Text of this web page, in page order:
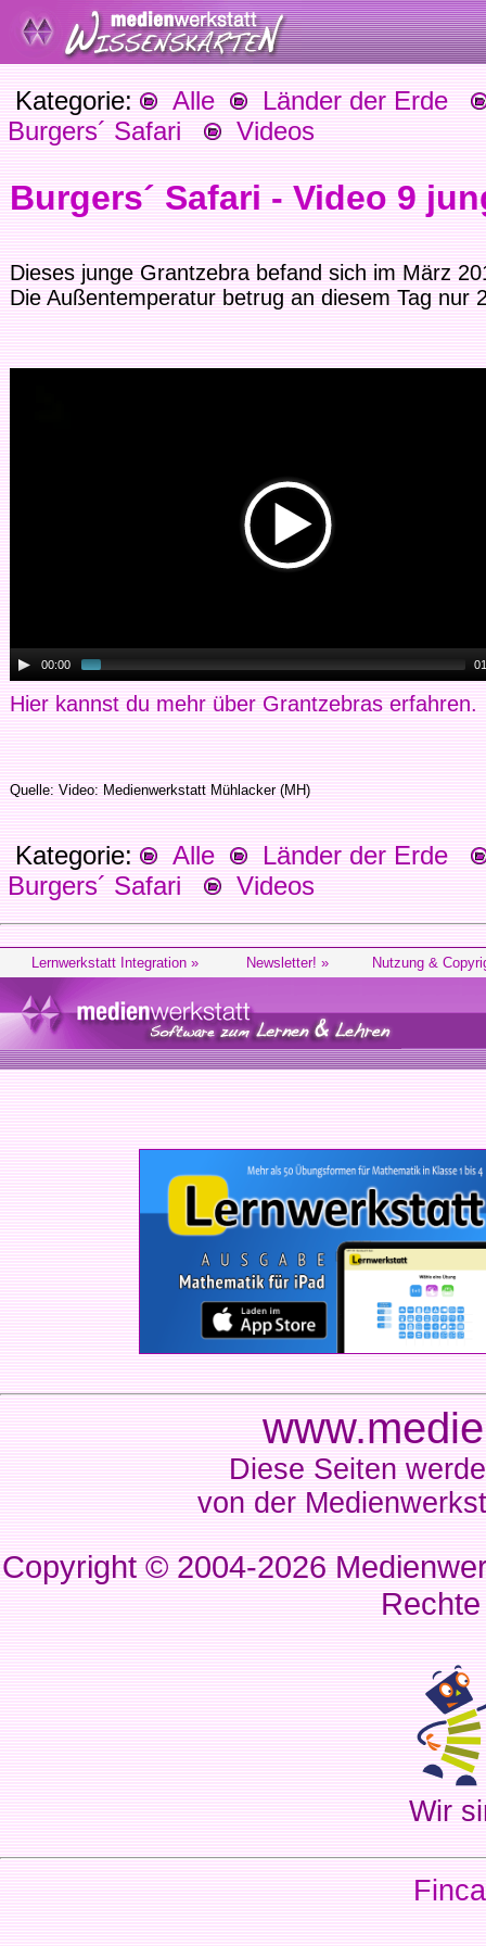
Kategorie: Alle
Länder der Erde
Burgers´ Safari
Videos
Burgers´ Safari - Video 9
Dieses junge Grantzebra befand sich im März
Die Außentemperatur betrug an diesem Tag nur
00:00
Hier kannst du mehr über Grantzebras erfahren.
Quelle: Video: Medienwerkstatt Mühlacker (MH)
Kategorie: Alle
Länder der Erde
Burgers´ Safari
Videos
Lernwerkstatt Integration » Newsletter! » Nutzung &
Diese Seiten
von der
Copyright © 2004-2026
Wir